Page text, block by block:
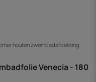
houten zwembadafdekking
Venecia - 180